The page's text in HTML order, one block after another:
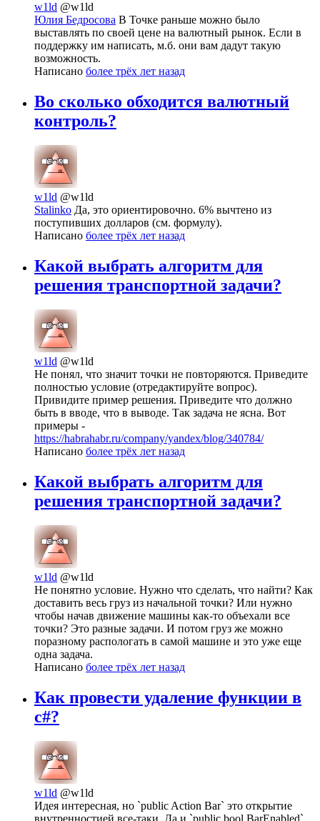
w1ld @w1ld
Юлия Бедросова В Точке раньше можно было
выставлять по своей цене на валютный рынок. Если в
поддержку им написать, м.б. они вам дадут такую
возможность.
Написано более трёх лет назад
Во сколько обходится валютный
контроль?
w1ld @w1ld
Stalinko Да, это ориентировочно. 6% вычтено из
поступивших долларов (см. формулу).
Написано более трёх лет назад
Какой выбрать алгоритм для
решения транспортной задачи?
w1ld @w1ld
Не понял, что значит точки не повторяются. Приведите
полностью условие (отредактируйте вопрос).
Привидите пример решения. Приведите что должно
быть в вводе, что в выводе. Так задача не ясна. Вот
примеры -
https://habrahabr.ru/company/yandex/blog/340784/
Написано более трёх лет назад
Какой выбрать алгоритм для
решения транспортной задачи?
w1ld @w1ld
Не понятно условие. Нужно что сделать, что найти? Как
доставить весь груз из начальной точки? Или нужно
чтобы начав движение машины как-то объехали все
точки? Это разные задачи. И потом груз же можно
поразному распологать в самой машине и это уже еще
одна задача.
Написано более трёх лет назад
Как провести удаление функции в
c#?
w1ld @w1ld
Идея интересная, но `public Action Bar` это открытие
внутренностией все-таки. Да и `public bool BarEnabled`